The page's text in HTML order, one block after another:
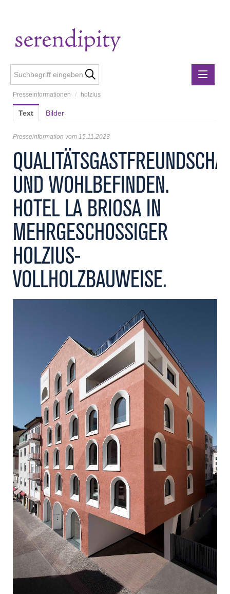
Presseinformationen
Lebensmittelgewerbe
holzius
m3-ZT Ziviltechniker
Metalltechnische Industrie
Rubner
Rubner Haus
Wirtschaft Niederösterreich
Media
Kontakt
Presseinformationen / holzius
Text Bilder
Presseinformation vom 15.11.2023
UND WOHLBEFINDEN.
HOTEL LA BRIOSA IN
MEHRGESCHOSSIGER
HOLZIUS-
VOLLHOLZBAUWEISE.